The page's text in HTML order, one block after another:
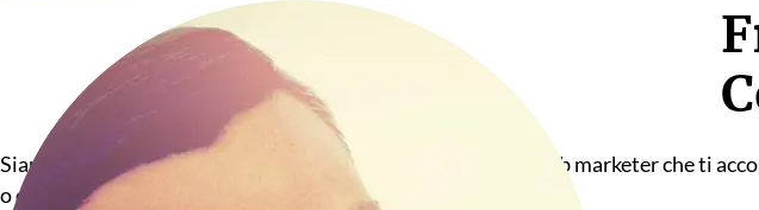
Siamo un team di esperti web developer, creativi digitali e web marketer che ti
o qualsiasi altro progetto web.